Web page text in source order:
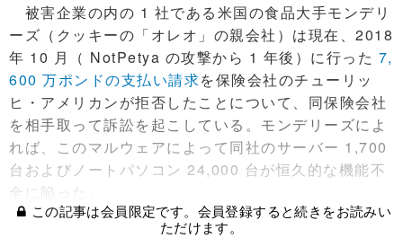
被害企業の内の 1 社である米国の食品大手モンデリ
ーズ（クッキーの「オレオ」の親会社）は現在、2018
年 10 月（ NotPetya の攻撃から 1 年後）に行った 7,
600 万ポンドの支払い請求を保険会社のチューリッ
ヒ・アメリカンが拒否したことについて、同保険会社
を相手取って訴訟を起こしている。モンデリーズによ
れば、このマルウェアによって同社のサーバー 1,700
台およびノートパソコン 24,000 台が恒久的な機能不
全に陥った。
この記事は会員限定です。会員登録すると続きをお読みい
ただけます。